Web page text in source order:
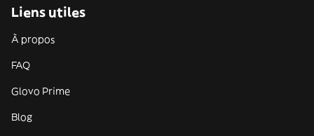
Liens utiles
À propos
FAQ
Glovo Prime
Blog